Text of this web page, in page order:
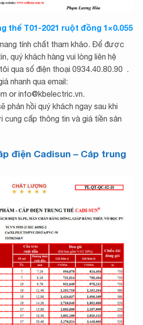
thế T01-2021 ruột đồng 1×0.055
tính chất tham khảo. Để được
quý khách hàng vui lòng liên hệ
qua số điện thoại 0934.40.80.90 .
nhanh qua email:
or info@kbelectric.vn.
phản hồi quý khách ngay sau khi
cung cấp thông tin và giá tiền sản
điện Cadisun – Cáp trung